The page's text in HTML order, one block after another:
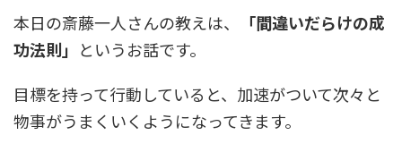
本日の斎藤一人さんの教えは、
「間違いだらけの成
功法則」 というお話です。
目標を持って行動していると、加速がついて次々と
物事がうまくいくようになってきます。